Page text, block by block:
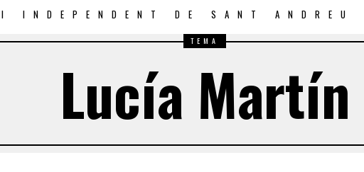
INDEPENDENT DE SANT ANDREU
TEMA
Lucía Martín